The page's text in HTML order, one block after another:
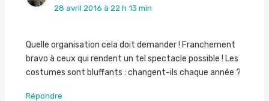
28 avril 2016 à 22 h 13 min
Quelle organisation cela doit demander ! Franchement
bravo à ceux qui rendent un tel spectacle possible ! Les
costumes sont bluffants : changent-ils chaque année ?
Répondre